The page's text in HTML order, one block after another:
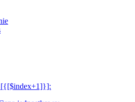
[{[$index+1]}]: